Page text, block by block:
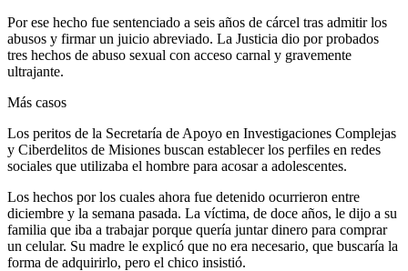
Por ese hecho fue sentenciado a seis años de cárcel tras admitir los
abusos y firmar un juicio abreviado. La Justicia dio por probados
tres hechos de abuso sexual con acceso carnal y gravemente
ultrajante.
Más casos
Los peritos de la Secretaría de Apoyo en Investigaciones Complejas
y Ciberdelitos de Misiones buscan establecer los perfiles en redes
sociales que utilizaba el hombre para acosar a adolescentes.
Los hechos por los cuales ahora fue detenido ocurrieron entre
diciembre y la semana pasada. La víctima, de doce años, le dijo a su
familia que iba a trabajar porque quería juntar dinero para comprar
un celular. Su madre le explicó que no era necesario, que buscaría la
forma de adquirirlo, pero el chico insistió.